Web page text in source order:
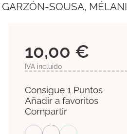
GARZÓN-SOUSA, MÉLANI
10,00 €
IVA incluido
Consigue 1 Puntos
Añadir a favoritos
Compartir